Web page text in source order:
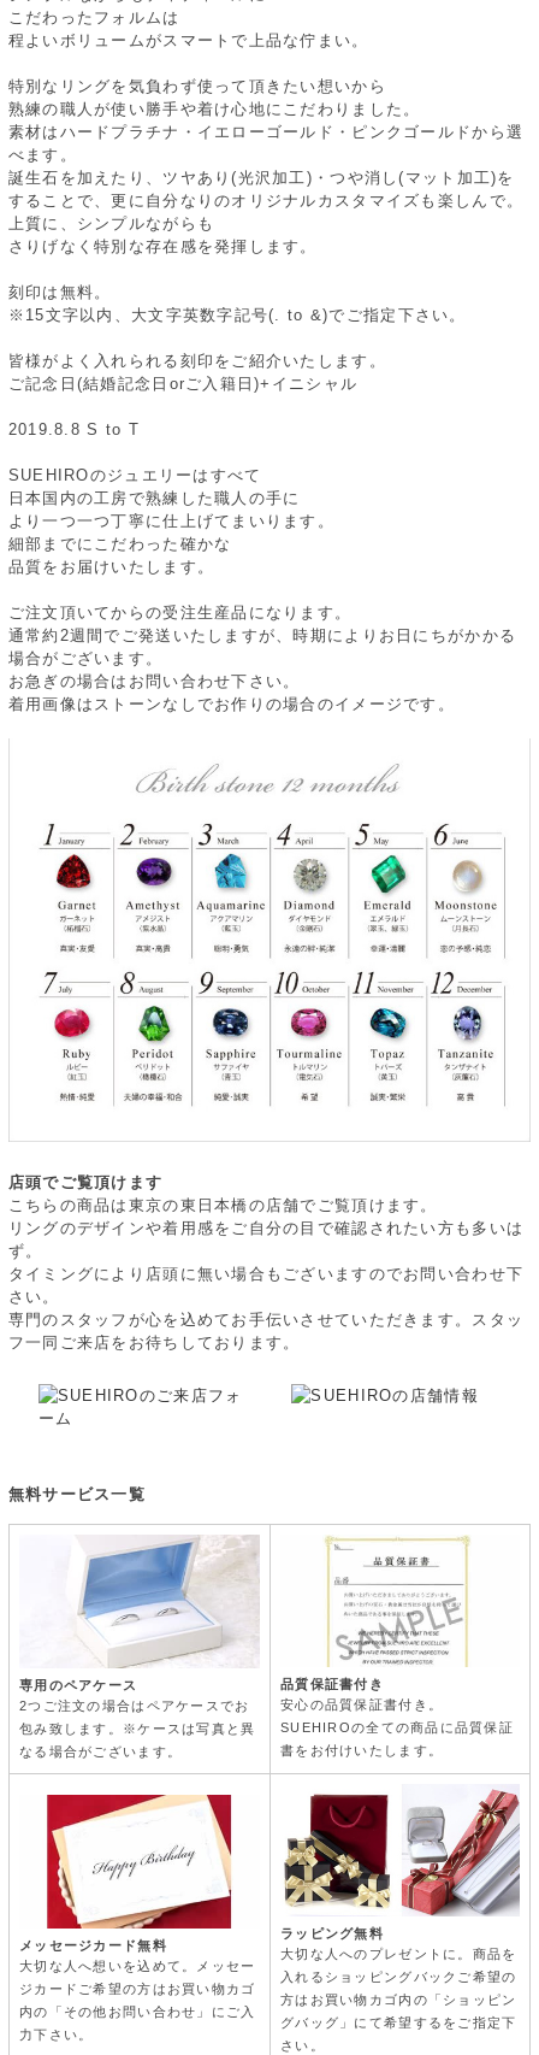
こだわったフォルムは
程よいボリュームがスマートで上品な佇まい。
特別なリングを気負わず使って頂きたい想いから
熟練の職人が使い勝手や着け心地にこだわりました。
素材はハードプラチナ・イエローゴールド・ピンクゴールドから選
べます。
誕生石を加えたり、ツヤあり(光沢加工)・つや消し(マット加工)を
することで、更に自分なりのオリジナルカスタマイズも楽しんで。
上質に、シンプルながらも
さりげなく特別な存在感を発揮します。
刻印は無料。
※15文字以内、大文字英数字記号(. to &)でご指定下さい。
皆様がよく入れられる刻印をご紹介いたします。
ご記念日(結婚記念日orご入籍日)+イニシャル
2019.8.8 S to T
SUEHIROのジュエリーはすべて
日本国内の工房で熟練した職人の手に
より一つ一つ丁寧に仕上げてまいります。
細部までにこだわった確かな
品質をお届けいたします。
ご注文頂いてからの受注生産品になります。
通常約2週間でご発送いたしますが、時期によりお日にちがかかる
場合がございます。
お急ぎの場合はお問い合わせ下さい。
着用画像はストーンなしでお作りの場合のイメージです。
店頭でご覧頂けます
こちらの商品は東京の東日本橋の店舗でご覧頂けます。
リングのデザインや着用感をご自分の目で確認されたい方も多いは
ず。
タイミングにより店頭に無い場合もございますのでお問い合わせ下
さい。
専門のスタッフが心を込めてお手伝いさせていただきます。スタッ
フ一同ご来店をお待ちしております。
無料サービス一覧
専用のペアケース
2つご注文の場合はペアケースでお
包み致します。※ケースは写真と異
なる場合がございます。
品質保証書付き
安心の品質保証書付き。
SUEHIROの全ての商品に品質保証
書をお付けいたします。
メッセージカード無料
大切な人へ想いを込めて。メッセー
ジカードご希望の方はお買い物カゴ
内の「その他お問い合わせ」にご入
力下さい。
ラッピング無料
大切な人へのプレゼントに。商品を
入れるショッピングバックご希望の
方はお買い物カゴ内の「ショッピン
グバッグ」にて希望するをご指定下
さい。